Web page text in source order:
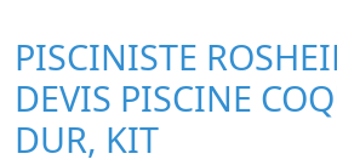
PISCINISTE
DEVIS PISCINE
DUR, KIT